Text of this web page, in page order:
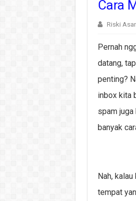
Cara
Riski
Pernah
datang,
penting?
inbox kita
spam juga
banyak
Nah,
tempat